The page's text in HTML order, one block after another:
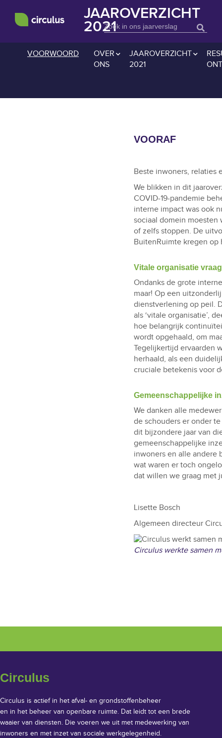
JAAROVERZICHT
2021
VOORWOORD
OVER
ONS
JAAROVERZICHT
2021
VOORAF
Beste inwoners, relaties
We blikken in dit
COVID-19-pandemie
interne impact was ook
sociaal domein
of zelfs stoppen. De
BuitenRuimte kregen op
Vitale organisatie
Ondanks de grote
maar! Op een
dienstverlening op peil.
als ‘vitale organisatie’,
hoe belangrijk
wordt opgehaald, om
Tegelijkertijd ervaarden
herhaald, als een
cruciale betekenis voor
Gemeenschappelijke
We danken alle
de schouders er onder
dit bijzondere jaar van
gemeenschappelijke
inwoners en alle andere
wat waren er toch
dat willen we graag met
Lisette Bosch
Algemeen directeur
Circulus werkte samen
Circulus
Circulus is actief in het afval- en grondstoffenbeheer
en in het beheer van openbare ruimte. Dat leidt tot een brede
waaier van diensten. Die voeren we uit met medewerking van
inwoners en met inzet van sociale werkgelegenheid.